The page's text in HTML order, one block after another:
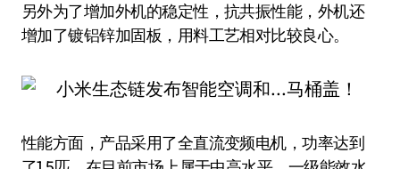
另外为了增加外机的稳定性，抗共振性能，外机还
增加了镀铝锌加固板，用料工艺相对比较良心。
性能方面，产品采用了全直流变频电机，功率达到